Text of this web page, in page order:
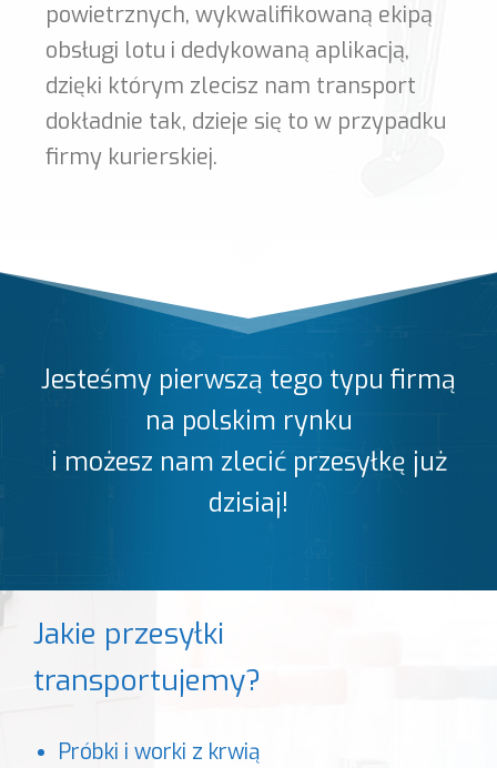
powietrznych, wykwalifikowaną ekipą
obsługi lotu i dedykowaną aplikacją,
dzięki którym zlecisz nam transport
dokładnie tak, dzieje się to w przypadku
firmy kurierskiej.
Jesteśmy pierwszą tego typu firmą
na polskim rynku
i możesz nam zlecić przesyłkę już
dzisiaj!
Jakie przesyłki
transportujemy?
Próbki i worki z krwią